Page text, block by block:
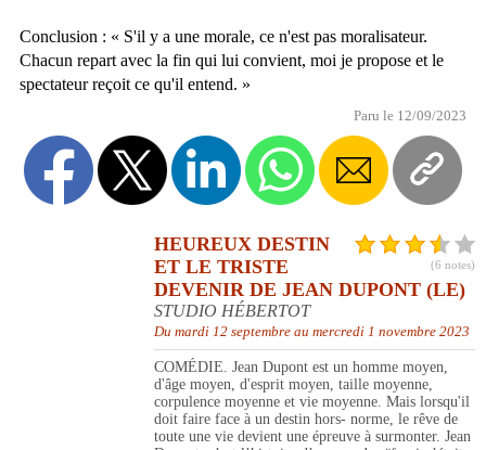
Conclusion : « S'il y a une morale, ce n'est pas moralisateur.
Chacun repart avec la fin qui lui convient, moi je propose et le
spectateur reçoit ce qu'il entend. »
Paru le 12/09/2023
(6 notes)
HEUREUX DESTIN
ET LE TRISTE
DEVENIR DE JEAN DUPONT (LE)
STUDIO HÉBERTOT
Du mardi 12 septembre au mercredi 1 novembre 2023
COMÉDIE. Jean Dupont est un homme moyen,
d'âge moyen, d'esprit moyen, taille moyenne,
corpulence moyenne et vie moyenne. Mais lorsqu'il
doit faire face à un destin hors- norme, le rêve de
toute une vie devient une épreuve à surmonter. Jean